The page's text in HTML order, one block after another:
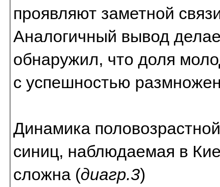
проявляют заметной
Аналогичный вывод
обнаружил, что доля
с успешностью
Динамика
синиц, наблюдаемая в
сложна (диагр.3)